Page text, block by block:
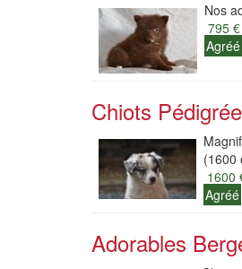
Nos
795 €
Agréé
Chiots
(1600
1600
Agréé
Adorables